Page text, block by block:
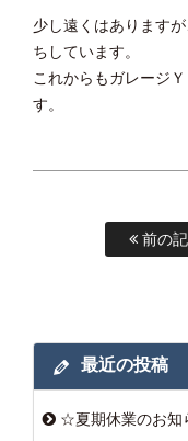
少し遠くはあります
ちしています。
これからもガレージ
す。
前の
最近の投稿
☆夏期休業のお